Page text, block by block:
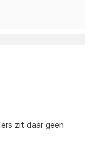
zit daar geen